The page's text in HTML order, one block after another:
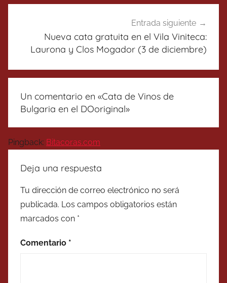
Entrada siguiente
Nueva cata gratuita en el Vila Viniteca:
Laurona y Clos Mogador (3 de diciembre)
Un comentario en «Cata de Vinos de
Bulgaria en el DOoriginal»
Pingback: Bitacoras.com
Deja una respuesta
Tu dirección de correo electrónico no será
publicada. Los campos obligatorios están
marcados con *
Comentario *